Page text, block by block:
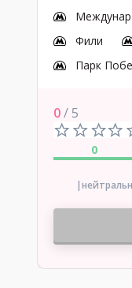
Фили
Парк
0/ 5
0